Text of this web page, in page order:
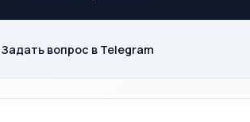
Задать вопрос в Telegram